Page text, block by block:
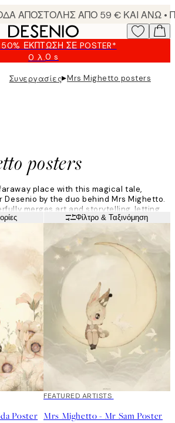
ΈΚΠΤΩΣΗ ΣΕ POSTER*
0 λ.0 s
Ισχύει
μέχρι:
2026-
Συνεργασίες▸Mrs Mighetto posters
posters
place with this magical tale,
by the duo behind Mrs Mighetto.
merges art and storytelling, letting
tell the story of an exciting adventure
go on a journey to save the world's
Φίλτρο & Ταξινόμηση
Poster
40%*
FEATURED ARTISTS
Mrs Mighetto - Mr Sam Poster